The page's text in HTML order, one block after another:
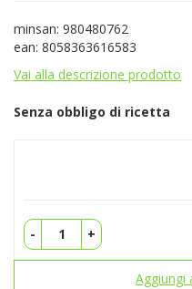
minsan: 980480762
ean: 8058363616583
Vai alla descrizione prodotto
Senza obbligo di ricetta
- +
Aggiungi